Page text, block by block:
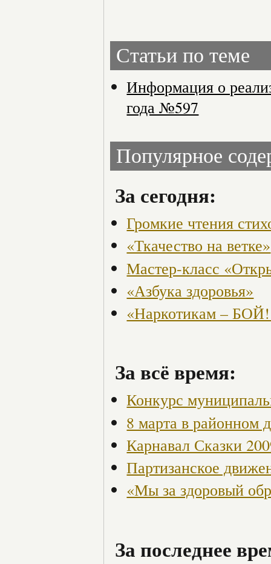
Статьи по теме
Информация о
года №597
Популярное
За сегодня:
Громкие чтения
«Ткачество на ветке»
Мастер-класс
«Азбука здоровья»
«Наркотикам –
За всё время:
Конкурс
8 марта в районном
Карнавал Сказки
Партизанское
«Мы за здоровый
За последнее